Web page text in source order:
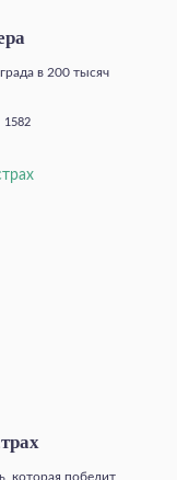
в 200 тысяч
1582
которая победит